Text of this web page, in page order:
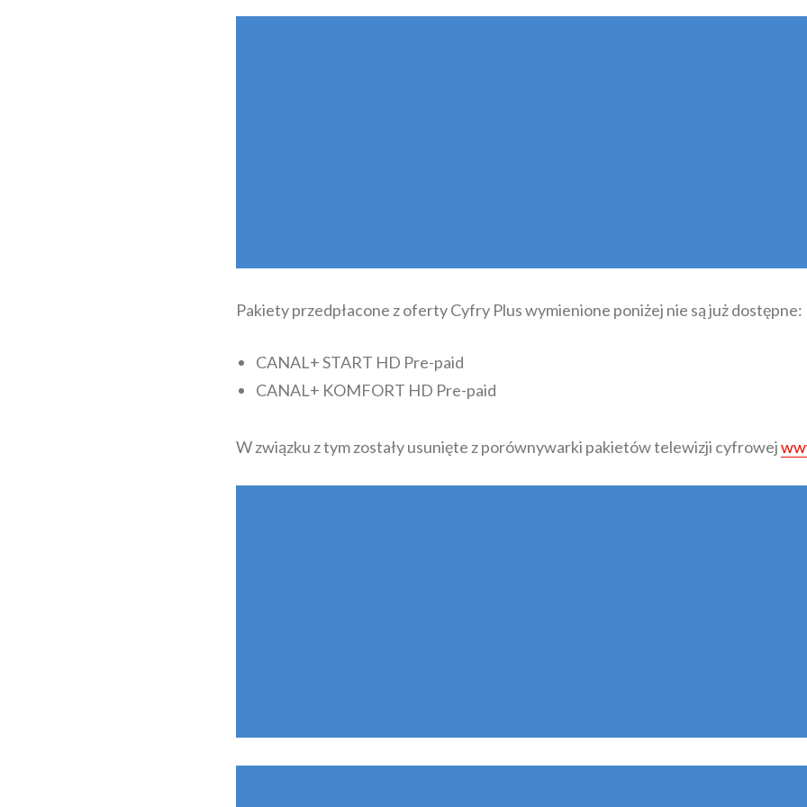
Pakiety przedpłacone z oferty Cyfry Plus wymienione poniżej nie są już dostępne:
CANAL+ START HD Pre-paid
CANAL+ KOMFORT HD Pre-paid
W związku z tym zostały usunięte z porównywarki pakietów telewizji cyfrowej